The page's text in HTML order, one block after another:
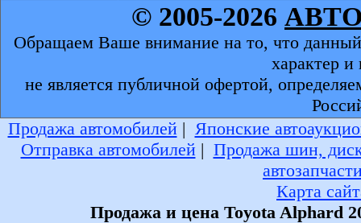
© 2005-2026
Обращаем Ваше внимание на то, что
характер
не является публичной офертой,
Продажа автомобилей| Японские
Отправка автомобилей| Продажа шин,
Карта
Продажа и цена Toyota Alphard